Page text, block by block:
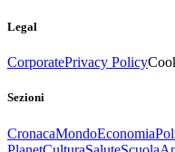
Legal
CorporatePrivacy Policy
Sezioni
CronacaMondoEconomia